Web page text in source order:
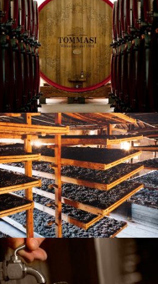
Vini
Visita la Cantina